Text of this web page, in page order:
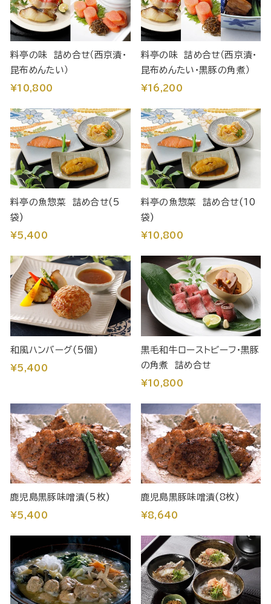
料亭の味 詰め合せ（西京漬・
昆布めんたい）
¥10,800
料亭の味 詰め合せ（西京漬・
昆布めんたい・黒豚の角煮）
¥16,200
料亭の魚惣菜 詰め合せ(5
袋)
¥5,400
料亭の魚惣菜 詰め合せ(10
袋)
¥10,800
和風ハンバーグ(5個)
¥5,400
黒毛和牛ローストビーフ・黒豚
の角煮 詰め合せ
¥10,800
鹿児島黒豚味噌漬(5枚)
¥5,400
鹿児島黒豚味噌漬(8枚)
¥8,640